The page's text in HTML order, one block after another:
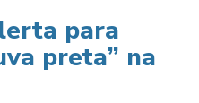
para
preta” na